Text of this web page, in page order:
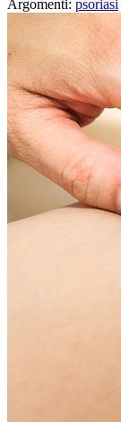
Argomenti: psoriasi